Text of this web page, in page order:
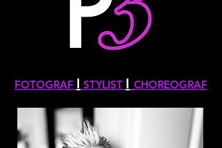
FOTOGRAF I STYLIST I CHOREOGRAF